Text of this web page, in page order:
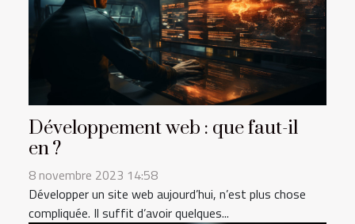
Développement web : que faut-il
en ?
8 novembre 2023 14:58
Développer un site web aujourd’hui, n’est plus chose
compliquée. Il suffit d’avoir quelques...